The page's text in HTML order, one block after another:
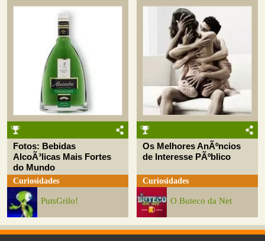
Fotos: Bebidas
AlcoÃ³licas Mais Fortes
do Mundo
Curiosidades
PutsGrilo!
Os Melhores AnÃºncios
de Interesse PÃºblico
Curiosidades
O Buteco da Net